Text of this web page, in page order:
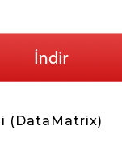
(DataMatrix)